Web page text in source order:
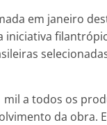
em janeiro
iniciativa
mil a todos os
da obra.